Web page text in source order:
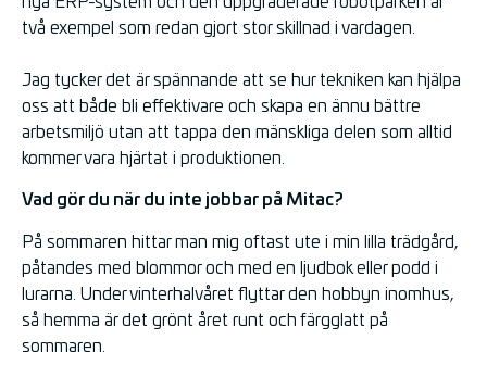
två exempel som redan gjort stor skillnad i vardagen.
Jag tycker det är spännande att se hur tekniken kan hjälpa
oss att både bli effektivare och skapa en ännu bättre
arbetsmiljö utan att tappa den mänskliga delen som alltid
kommer vara hjärtat i produktionen.
Vad gör du när du inte jobbar på Mitac?
På sommaren hittar man mig oftast ute i min lilla trädgård,
påtandes med blommor och med en ljudbok eller podd i
lurarna. Under vinterhalvåret flyttar den hobbyn inomhus,
så hemma är det grönt året runt och färgglatt på
sommaren.